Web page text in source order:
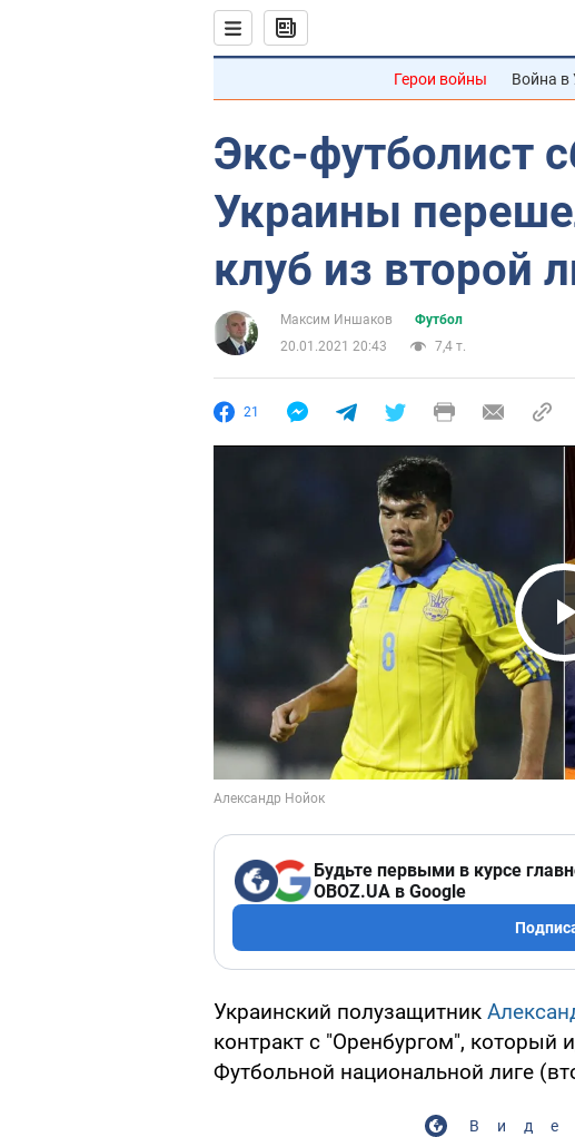
Герои войны Война в
Экс-футболист
Украины
клуб из второй
Максим Иншаков
Футбол
20.01.2021 20:43
7,4 т.
21
Будьте первыми в курсе
OBOZ.UA в Google
Украинский полузащитник
контракт с "Оренбургом", который
Футбольной национальной лиге